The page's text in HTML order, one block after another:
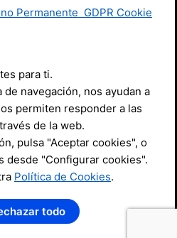
Permanente GDPR Cookie
para ti.
navegación, nos ayudan a
permiten responder a las
de la web.
pulsa "Aceptar cookies", o
desde "Configurar cookies".
Política de Cookies.
todo